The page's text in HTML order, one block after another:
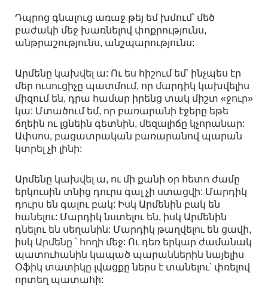
Դպրոց գնալուց առաջ թեյ եմ խմում՝ մեծ
բաժակի մեջ խառնելով փոքրությունս,
անթրաշությունս, անշպարությունս:
Արմենը կախվել ա: Ու ես հիշում եմ՝ ինչպես էր
մեր ուսուցիչը պատմում, որ մարդիկ կախվելիս
միզում են, դրա համար իրենց տակ միշտ «ջուր»
կա: Մտածում եմ, որ բառարանի էջերը եթե
ճղեին ու լցնեին գետնին, մեզալիճը կչորանար:
Ափսոս, բացատրական բառարանով պարան
կտրել չի լինի:
Արմենը կախվել ա, ու մի քանի օր հետո ժամը
երկուսին տնից դուրս գալ չի ստացվի: Մարդիկ
դուրս են գալու բակ: Իսկ Արմենին բակ են
հանելու: Մարդիկ նստելու են, իսկ Արմենին
դնելու են սեղանին: Մարդիկ թաղվելու են ցավի,
իսկ Արմենը ՝ հողի մեջ: Ու դեռ երկար ժամանակ
պատուհանին կապած պարաններին նայելիս
Օֆիկ տատիկը լվացքը ներս է տանելու՝ փռելով
որտեղ պատահի: